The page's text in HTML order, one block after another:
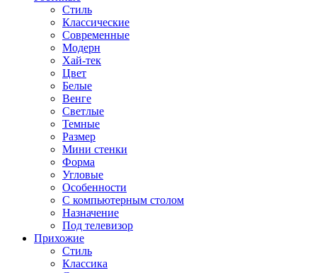
Стиль
Классические
Современные
Модерн
Хай-тек
Цвет
Белые
Венге
Светлые
Темные
Размер
Мини стенки
Форма
Угловые
Особенности
С компьютерным столом
Назначение
Под телевизор
Прихожие
Стиль
Классика